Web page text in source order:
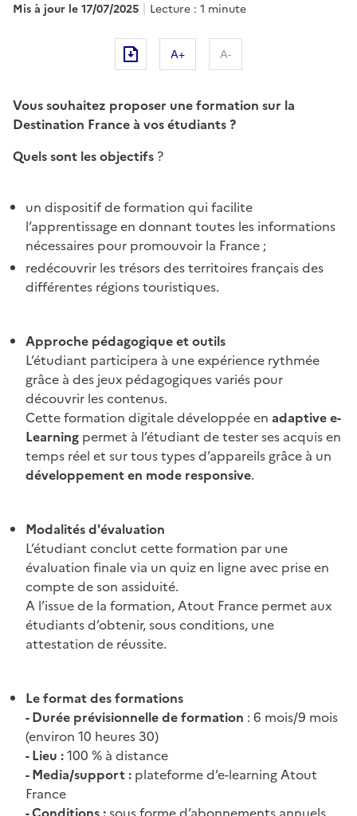
Mis à jour le17/07/2025 Lecture : 1 minute
A+ A-
Vous souhaitez proposer une formation sur la
Destination France à vos étudiants ?
Quels sont les objectifs ?
un dispositif de formation qui facilite
l’apprentissage en donnant toutes les informations
nécessaires pour promouvoir la France ;
redécouvrir les trésors des territoires français des
différentes régions touristiques.
Approche pédagogique et outils
L’étudiant participera à une expérience rythmée
grâce à des jeux pédagogiques variés pour
découvrir les contenus.
Cette formation digitale développée en adaptive e-
Learning permet à l’étudiant de tester ses acquis en
temps réel et sur tous types d’appareils grâce à un
développement en mode responsive.
Modalités d'évaluation
L’étudiant conclut cette formation par une
évaluation finale via un quiz en ligne avec prise en
compte de son assiduité.
A l’issue de la formation, Atout France permet aux
étudiants d’obtenir, sous conditions, une
attestation de réussite.
Le format des formations
- Durée prévisionnelle de formation : 6 mois/9 mois
(environ 10 heures 30)
- Lieu :100 % à distance
- Media/support : plateforme d’e-learning Atout
France